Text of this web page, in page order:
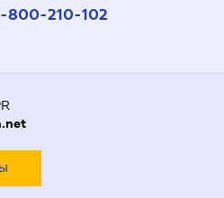
800-210-102